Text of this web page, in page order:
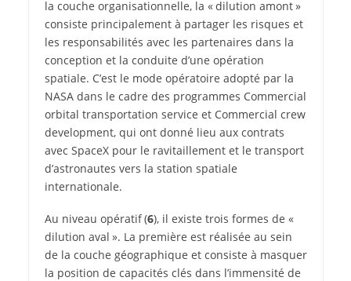
la couche organisationnelle, la « dilution amont »
consiste principalement à partager les risques et
les responsabilités avec les partenaires dans la
conception et la conduite d’une opération
spatiale. C’est le mode opératoire adopté par la
NASA dans le cadre des programmes Commercial
orbital transportation service et Commercial crew
development, qui ont donné lieu aux contrats
avec SpaceX pour le ravitaillement et le transport
d’astronautes vers la station spatiale
internationale.
Au niveau opératif (6), il existe trois formes de «
dilution aval ». La première est réalisée au sein
de la couche géographique et consiste à masquer
la position de capacités clés dans l’immensité de